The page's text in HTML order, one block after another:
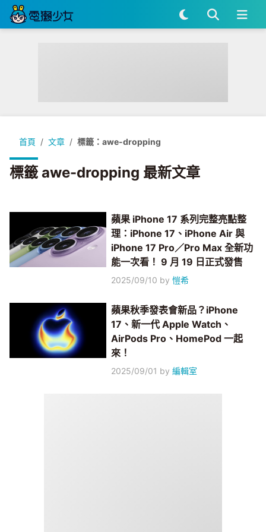
首頁 文章 標籤：awe-dropping
標籤 awe-dropping 最新文章
蘋果 iPhone 17 系列完整亮點整
理：iPhone 17、iPhone Air 與
iPhone 17 Pro／Pro Max 全新功
能一次看！ 9 月 19 日正式發售
2025/09/10 by愷希
蘋果秋季發表會新品？iPhone
17、新一代 Apple Watch、
AirPods Pro、HomePod 一起
來！
2025/09/01 by編輯室